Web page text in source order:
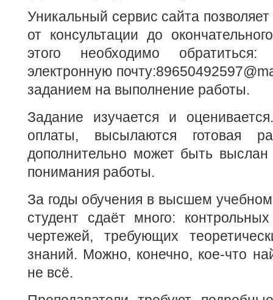
Уникальный сервис сайта
от консультации до
этого необходимо
электронную почту:
заданием на выполнение работы.
Задание изучается и
оплаты, высылаются готовая
дополнительно может быть
понимания работы.
За годы обучения в высшем
студент сдаёт много:
чертежей, требующих
знаний. Можно, конечно, кое-что
не всё.